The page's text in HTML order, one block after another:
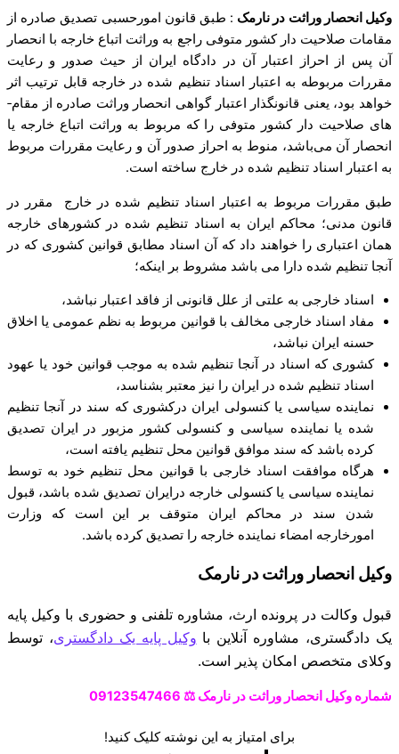
وکیل انحصار وراثت در نارمک : طبق قانون امورحسبی تصدیق صادره از
مقامات صلاحیت دار کشور متوفی راجع به وراثت اتباع خارجه با انحصار
آن پس از احراز اعتبار آن در دادگاه ایران از‌ حیث صدور و رعایت
مقررات مربوطه به اعتبار اسناد تنظیم شده در خارجه قابل ترتیب اثر
خواهد بود، یعنی قانونگذار اعتبار گواهی انحصار وراثت صادره از مقام­
های صلاحیت دار کشور متوفی را که مربوط به وراثت اتباع خارجه یا
انحصار آن می‌باشد، منوط به احراز صدور آن و رعایت مقررات مربوط
به اعتبار اسناد تنظیم شده در خارج ساخته است.
طبق مقررات مربوط به اعتبار اسناد تنظیم شده در خارج مقرر در
قانون مدنی؛ محاکم ایران به اسناد تنظیم شده در کشورهای خارجه
همان اعتباری را خواهند داد که آن اسناد مطابق قوانین کشوری که در
آنجا تنظیم شده دارا می‌ باشد مشروط بر اینکه؛
اسناد خارجی به علتی از علل قانونی از فاقد اعتبار نباشد،
مفاد اسناد خارجی مخالف با قوانین مربوط به نظم عمومی یا اخلاق
حسنه ایران نباشد،
کشوری که اسناد در آنجا تنظیم شده به موجب قوانین خود یا عهود
اسناد تنظیم شده در ایران را نیز معتبر بشناسد،
نماینده سیاسی یا کنسولی ایران درکشوری که سند در آنجا تنظیم
شده یا نماینده سیاسی و کنسولی کشور مزبور در ایران تصدیق
کرده باشد که سند موافق قوانین محل تنظیم یافته است،
هرگاه موافقت اسناد خارجی با قوانین محل تنظیم خود به توسط
نماینده سیاسی یا کنسولی خارجه درایران تصدیق شده باشد، قبول
شدن سند در محاکم ایران متوقف بر این است که وزارت
امورخارجه امضاء نماینده خارجه را تصدیق کرده باشد.
وکیل انحصار وراثت در نارمک
قبول وکالت در پرونده ارث، مشاوره تلفنی و حضوری با وکیل پایه
یک دادگستری، مشاوره آنلاین با وکیل پایه یک دادگستری، توسط
وکلای متخصص امکان پذیر است.
شماره وکیل انحصار وراثت در نارمک ⚖️ 09123547466
برای امتیاز به این نوشته کلیک کنید!